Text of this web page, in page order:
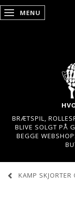
SKIFTE NAVIGATION
MENU
BRÆTSPIL,
BLIVE SOLGT PÅ
BEGGE
KAMP SKJORTER